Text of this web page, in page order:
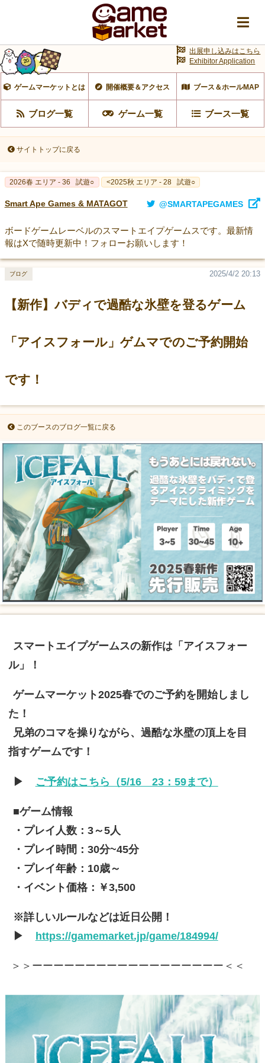
ゲームマーケットとは 開催概要＆アクセス ブース＆ホールMAP
ブログ一覧 ゲーム一覧 ブース一覧
出展申し込みはこちら
Exhibitor Application
サイトトップに戻る
2026春 エリア - 36 試遊○ <2025秋 エリア - 28 試遊○
Smart Ape Games & MATAGOT @SMARTAPEGAMES
ボードゲームレーベルのスマートエイプゲームスです。最新情
報はXで随時更新中！フォローお願いします！
【新作】バディで過酷な氷壁を登るゲーム
「アイスフォール」ゲムマでのご予約開始
です！
2025/4/2 20:13
ブログ
このブースのブログ一覧に戻る
スマートエイプゲームスの新作は「アイスフォー
ル」！
ゲームマーケット2025春でのご予約を開始しまし
た！
兄弟のコマを操りながら、過酷な氷壁の頂上を目
指すゲームです！
▶ ご予約はこちら（5/16 23：59まで）
■ゲーム情報
・プレイ人数：3～5人
・プレイ時間：30分~45分
・プレイ年齢：10歳～
・イベント価格：￥3,500
※詳しいルールなどは近日公開！
▶
https://gamemarket.jp/game/184994/
＞＞ーーーーーーーーーーーーーーーーーー＜＜